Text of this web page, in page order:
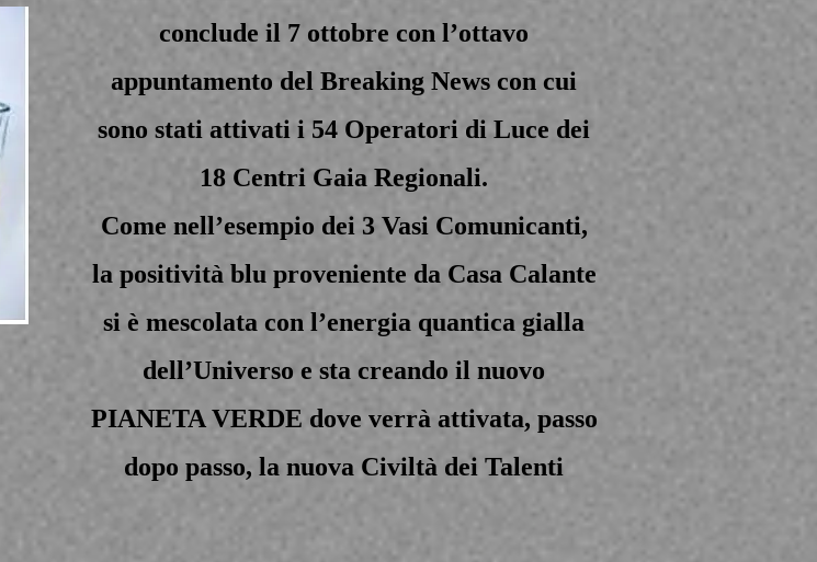
conclude il 7 ottobre con l’ottavo
appuntamento del Breaking News con cui
sono stati attivati i 54 Operatori di Luce dei
18 Centri Gaia Regionali.
Come nell’esempio dei 3 Vasi Comunicanti,
la positività blu proveniente da Casa Calante
si è mescolata con l’energia quantica gialla
dell’Universo e sta creando il nuovo
PIANETA VERDE dove verrà attivata, passo
dopo passo, la nuova Civiltà dei Talenti